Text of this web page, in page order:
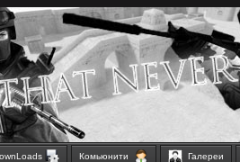
Комьюнити Галереи